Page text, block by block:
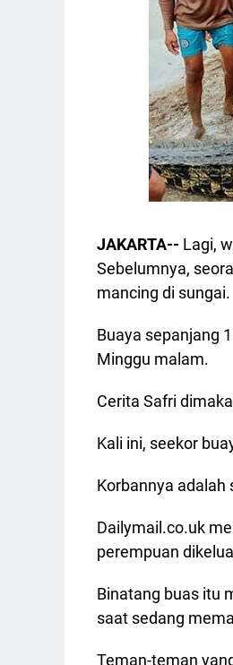
JAKARTA-- Lagi,
Sebelumnya,
mancing di sungai.
Buaya sepanjang
Minggu malam.
Cerita Safri
Kali ini, seekor
Korbannya adalah
Dailymail.co.uk
perempuan
Binatang buas itu
saat sedang
Teman-teman